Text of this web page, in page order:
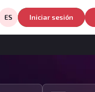
ES Iniciar sesión